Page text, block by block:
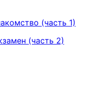
(часть 1)
(часть 2)